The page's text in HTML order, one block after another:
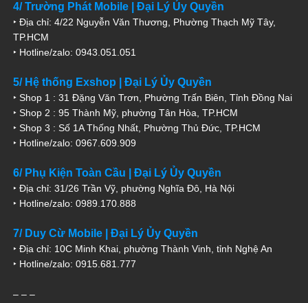
4/ Trường Phát Mobile | Đại Lý Ủy Quyền
‣ Địa chỉ: 4/22 Nguyễn Văn Thương, Phường Thạch Mỹ Tây,
TP.HCM
‣ Hotline/zalo: 0943.051.051
5/ Hệ thống Exshop | Đại Lý Ủy Quyền
‣ Shop 1 : 31 Đặng Văn Trơn, Phường Trấn Biên, Tỉnh Đồng Nai
‣ Shop 2 : 95 Thành Mỹ, phường Tân Hòa, TP.HCM
‣ Shop 3 : Số 1A Thống Nhất, Phường Thủ Đức, TP.HCM
‣ Hotline/zalo: 0967.609.909
6/ Phụ Kiện Toàn Cầu | Đại Lý Ủy Quyền
‣ Địa chỉ: 31/26 Trần Vỹ, phường Nghĩa Đô, Hà Nội
‣ Hotline/zalo: 0989.170.888
7/ Duy Cừ Mobile | Đại Lý Ủy Quyền
‣ Địa chỉ: 10C Minh Khai, phường Thành Vinh, tỉnh Nghệ An
‣ Hotline/zalo: 0915.681.777
– – –